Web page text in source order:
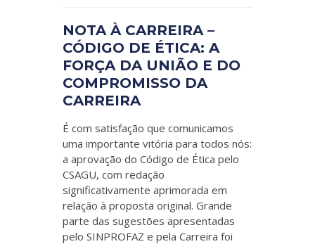
NOTA À CARREIRA –
CÓDIGO DE ÉTICA: A
FORÇA DA UNIÃO E DO
COMPROMISSO DA
CARREIRA
É com satisfação que comunicamos
uma importante vitória para todos nós:
a aprovação do Código de Ética pelo
CSAGU, com redação
significativamente aprimorada em
relação à proposta original. Grande
parte das sugestões apresentadas
pelo SINPROFAZ e pela Carreira foi